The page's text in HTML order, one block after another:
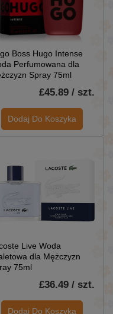
Boss Hugo Intense
Perfumowana dla
Spray 75ml
£45.89 / szt.
Dodaj Do Koszyka
Live Woda
dla Mężczyzn
75ml
£36.49 / szt.
Dodaj Do Koszyka